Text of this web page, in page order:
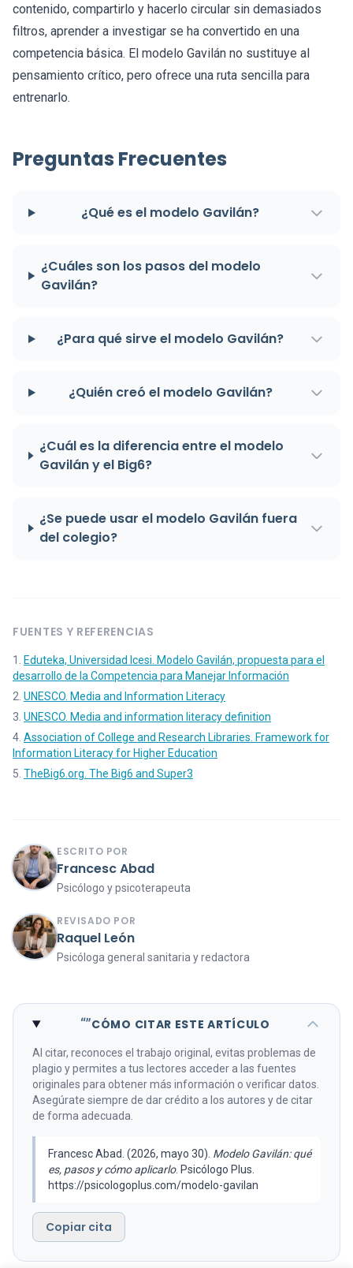
contenido, compartirlo y hacerlo circular sin demasiados
filtros, aprender a investigar se ha convertido en una
competencia básica. El modelo Gavilán no sustituye al
pensamiento crítico, pero ofrece una ruta sencilla para
entrenarlo.
Preguntas Frecuentes
¿Qué es el modelo Gavilán?
¿Cuáles son los pasos del modelo
Gavilán?
¿Para qué sirve el modelo Gavilán?
¿Quién creó el modelo Gavilán?
¿Cuál es la diferencia entre el modelo
Gavilán y el Big6?
¿Se puede usar el modelo Gavilán fuera
del colegio?
FUENTES Y REFERENCIAS
Eduteka, Universidad Icesi. Modelo Gavilán, propuesta para el
desarrollo de la Competencia para Manejar Información
UNESCO. Media and Information Literacy
UNESCO. Media and information literacy definition
Association of College and Research Libraries. Framework for
Information Literacy for Higher Education
TheBig6.org. The Big6 and Super3
ESCRITO POR
Francesc Abad
Psicólogo y psicoterapeuta
REVISADO POR
Raquel León
Psicóloga general sanitaria y redactora
“”CÓMO CITAR ESTE ARTÍCULO
Al citar, reconoces el trabajo original, evitas problemas de
plagio y permites a tus lectores acceder a las fuentes
originales para obtener más información o verificar datos.
Asegúrate siempre de dar crédito a los autores y de citar
de forma adecuada.
Francesc Abad. (2026, mayo 30). Modelo Gavilán: qué
es, pasos y cómo aplicarlo. Psicólogo Plus.
https://psicologoplus.com/modelo-gavilan
Copiar cita